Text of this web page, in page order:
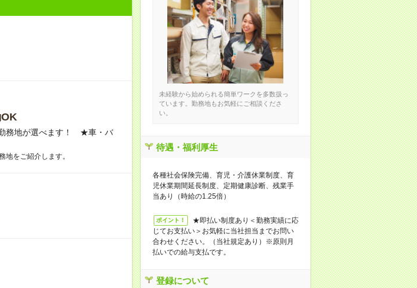
務地が選べます！ ★車・バ
をご紹介します。
未経験から始められる簡単ワークを多数扱っ
ています。勤務地もお気軽にご相談くださ
い。
待遇・福利厚生
各種社会保険完備、育児・介護休業制度、育
児休業期間延長制度、定期健康診断、残業手
当あり（時給の1.25倍）
ポイント！
★即払い制度あり＜勤務実績に応
じてお支払い＞お気軽に当社担当までお問い
合わせください。（当社規定あり）※原則月
払いでの給与支払です。
登録について